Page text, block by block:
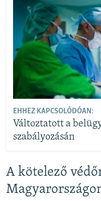
EHHEZ KAPCSOLÓDÓAN:
Változtatott a
szabályozásán
A kötelező